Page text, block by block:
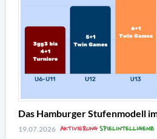
Das Hamburger Stufenmodell
19.07.2026 AKTIVIERUNGSPIELINTELLIGENZ